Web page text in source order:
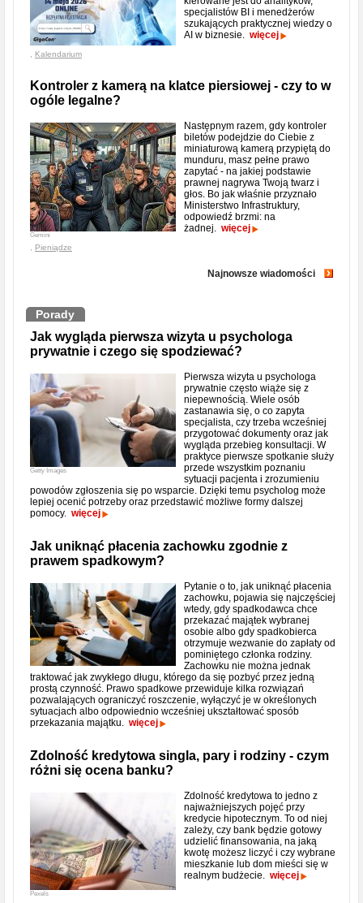
specjalistów BI i menedżerów
szukających praktycznej wiedzy o
AI w biznesie. więcej
Kalendarium
Kontroler z kamerą na klatce piersiowej - czy to w
ogóle legalne?
Gemini
Następnym razem, gdy kontroler
biletów podejdzie do Ciebie z
miniaturową kamerą przypiętą do
munduru, masz pełne prawo
zapytać - na jakiej podstawie
prawnej nagrywa Twoją twarz i
głos. Bo jak właśnie przyznało
Ministerstwo Infrastruktury,
odpowiedź brzmi: na
żadnej. więcej
Pieniądze
Najnowsze wiadomości
Porady
Jak wygląda pierwsza wizyta u psychologa
prywatnie i czego się spodziewać?
Getty Images
Pierwsza wizyta u psychologa
prywatnie często wiąże się z
niepewnością. Wiele osób
zastanawia się, o co zapyta
specjalista, czy trzeba wcześniej
przygotować dokumenty oraz jak
wygląda przebieg konsultacji. W
praktyce pierwsze spotkanie służy
przede wszystkim poznaniu
sytuacji pacjenta i zrozumieniu
powodów zgłoszenia się po wsparcie. Dzięki temu psycholog może
lepiej ocenić potrzeby oraz przedstawić możliwe formy dalszej
pomocy. więcej
Jak uniknąć płacenia zachowku zgodnie z
prawem spadkowym?
Pytanie o to, jak uniknąć płacenia
zachowku, pojawia się najczęściej
wtedy, gdy spadkodawca chce
przekazać majątek wybranej
osobie albo gdy spadkobierca
otrzymuje wezwanie do zapłaty od
pominiętego członka rodziny.
Zachowku nie można jednak
traktować jak zwykłego długu, którego da się pozbyć przez jedną
prostą czynność. Prawo spadkowe przewiduje kilka rozwiązań
pozwalających ograniczyć roszczenie, wyłączyć je w określonych
sytuacjach albo odpowiednio wcześniej ukształtować sposób
przekazania majątku. więcej
Zdolność kredytowa singla, pary i rodziny - czym
różni się ocena banku?
Pexels
Zdolność kredytowa to jedno z
najważniejszych pojęć przy
kredycie hipotecznym. To od niej
zależy, czy bank będzie gotowy
udzielić finansowania, na jaką
kwotę możesz liczyć i czy wybrane
mieszkanie lub dom mieści się w
realnym budżecie. więcej